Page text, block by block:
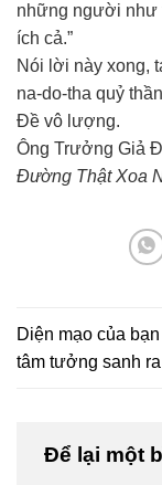
những người như
ích cả.”
Nói lời này xong,
na-do-tha quỷ
Đề vô lượng.
Ông Trưởng Giả
Đường Thật Xoa
Diện mạo của
tâm tưởng sanh ra
Để lại một